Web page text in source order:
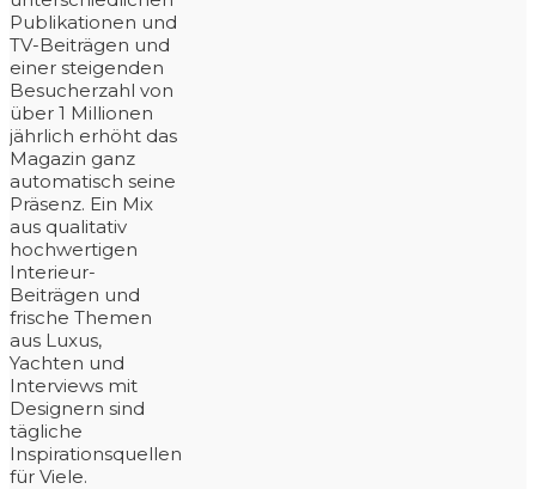
Publikationen und
TV-Beiträgen und
einer steigenden
Besucherzahl von
über 1 Millionen
jährlich erhöht das
Magazin ganz
automatisch seine
Präsenz. Ein Mix
aus qualitativ
hochwertigen
Interieur-
Beiträgen und
frische Themen
aus Luxus,
Yachten und
Interviews mit
Designern sind
tägliche
Inspirationsquellen
für Viele.